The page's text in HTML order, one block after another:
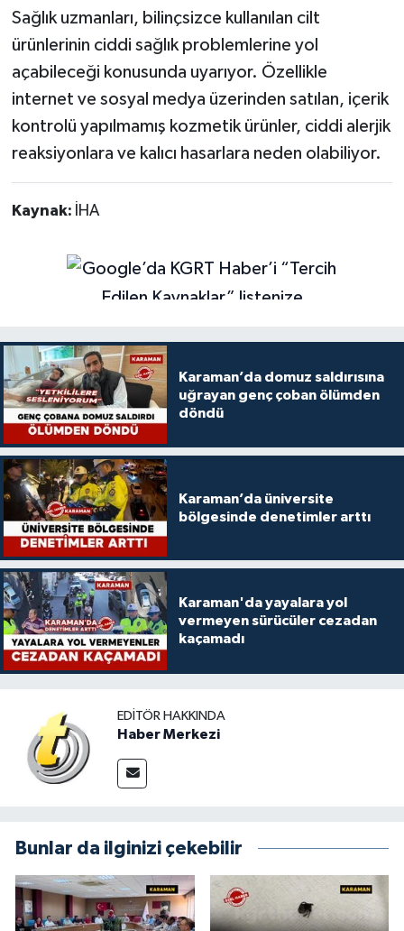
Sağlık uzmanları, bilinçsizce kullanılan cilt
ürünlerinin ciddi sağlık problemlerine yol
açabileceği konusunda uyarıyor. Özellikle
internet ve sosyal medya üzerinden satılan, içerik
kontrolü yapılmamış kozmetik ürünler, ciddi alerjik
reaksiyonlara ve kalıcı hasarlara neden olabiliyor.
Kaynak: İHA
Karaman’da domuz saldırısına
uğrayan genç çoban ölümden
döndü
Karaman’da üniversite
bölgesinde denetimler arttı
Karaman'da yayalara yol
vermeyen sürücüler cezadan
kaçamadı
EDITÖR HAKKINDA
Haber Merkezi
Bunlar da ilginizi çekebilir